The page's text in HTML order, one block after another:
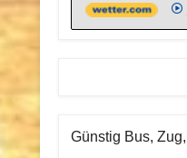
Günstig Bus,